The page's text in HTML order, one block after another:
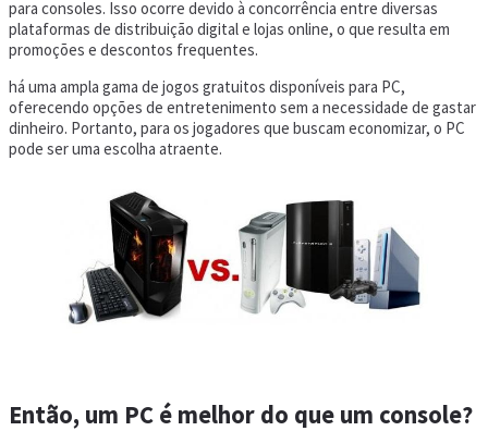
para consoles. Isso ocorre devido à concorrência entre diversas
plataformas de distribuição digital e lojas online, o que resulta em
promoções e descontos frequentes.
há uma ampla gama de jogos gratuitos disponíveis para PC,
oferecendo opções de entretenimento sem a necessidade de gastar
dinheiro. Portanto, para os jogadores que buscam economizar, o PC
pode ser uma escolha atraente.
Então, um PC é melhor do que um console?